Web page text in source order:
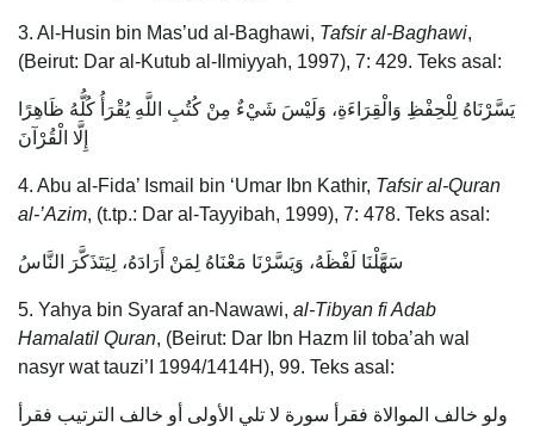
3. Al-Husin bin Mas’ud al-Baghawi, Tafsir al-Baghawi,
(Beirut: Dar al-Kutub al-Ilmiyyah, 1997), 7: 429. Teks asal:
يَسَّرْنَاهُ لِلْحِفْظِ وَالْقِرَاءَةِ، وَلَيْسَ شَيْءٌ مِنْ كُتُبِ اللَّهِ يُقْرَأُ كُلُّهُ ظَاهِرًا
إِلَّا الْقُرْآنَ
4. Abu al-Fida’ Ismail bin ‘Umar Ibn Kathir, Tafsir al-Quran
al-’Azim, (t.tp.: Dar al-Tayyibah, 1999), 7: 478. Teks asal:
سَهَّلْنَا لَفْظَهُ، وَيَسَّرْنَا مَعْنَاهُ لِمَنْ أَرَادَهُ، لِيَتَذَكَّرَ النَّاسُ
5. Yahya bin Syaraf an-Nawawi, al-Tibyan fi Adab
Hamalatil Quran, (Beirut: Dar Ibn Hazm lil toba’ah wal
nasyr wat tauzi’I 1994/1414H), 99. Teks asal:
ولو خالف الموالاة فقرأ سورة لا تلي الأولى أو خالف الترتيب فقرأ